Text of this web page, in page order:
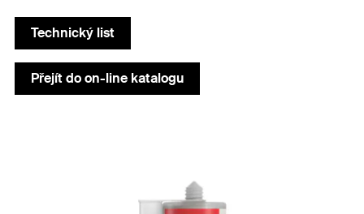
Technický list
Přejít do on-line katalogu